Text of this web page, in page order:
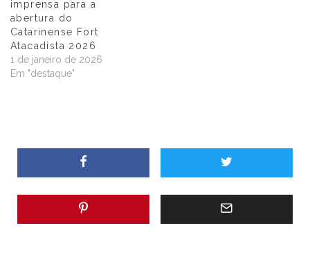
imprensa para a
abertura do
Catarinense Fort
Atacadista 2026
1 de janeiro de 2026
Em "destaque"